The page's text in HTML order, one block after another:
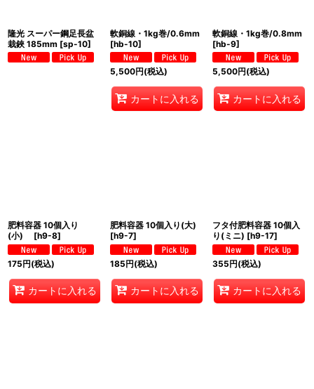
隆光 スーパー鋼足長盆
栽鋏 185mm [sp-10]
軟銅線・1kg巻/0.6mm
[hb-10]
5,500円(税込)
カートに入れる
軟銅線・1kg巻/0.8mm
[hb-9]
5,500円(税込)
カートに入れる
肥料容器 10個入り
(小)
[h9-8]
175円(税込)
カートに入れる
肥料容器 10個入り(大)
[h9-7]
185円(税込)
カートに入れる
フタ付肥料容器 10個入
り(ミニ) [h9-17]
355円(税込)
カートに入れる